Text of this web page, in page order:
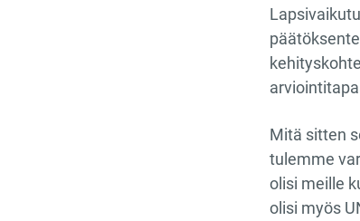
Mitä sitten
tulemme
olisi meille
olisi myös